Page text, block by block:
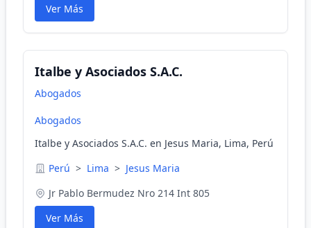
Ver Más
Italbe y Asociados S.A.C.
Abogados
Abogados
Italbe y Asociados S.A.C. en Jesus Maria, Lima, Perú
Perú > Lima > Jesus Maria
Jr Pablo Bermudez Nro 214 Int 805
Ver Más